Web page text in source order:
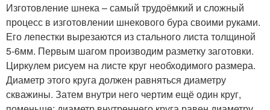
Изготовление шнека – самый трудоёмкий и сложный
процесс в изготовлении шнекового бура своими руками.
Его лепестки вырезаются из стального листа толщиной
5-6мм. Первым шагом производим разметку заготовки.
Циркулем рисуем на листе круг необходимого размера.
Диаметр этого круга должен равняться диаметру
скважины. Затем внутри него чертим ещё один круг,